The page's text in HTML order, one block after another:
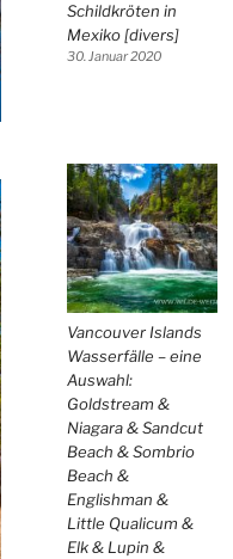
Schildkröten in
Mexiko [divers]
30. Januar 2020
Vancouver Islands
Wasserfälle – eine
Auswahl:
Goldstream &
Niagara & Sandcut
Beach & Sombrio
Beach &
Englishman &
Little Qualicum &
Elk & Lupin &